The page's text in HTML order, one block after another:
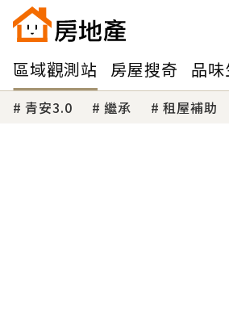
區域觀測站 房屋搜奇 品
青安3.0 繼承 租屋補助